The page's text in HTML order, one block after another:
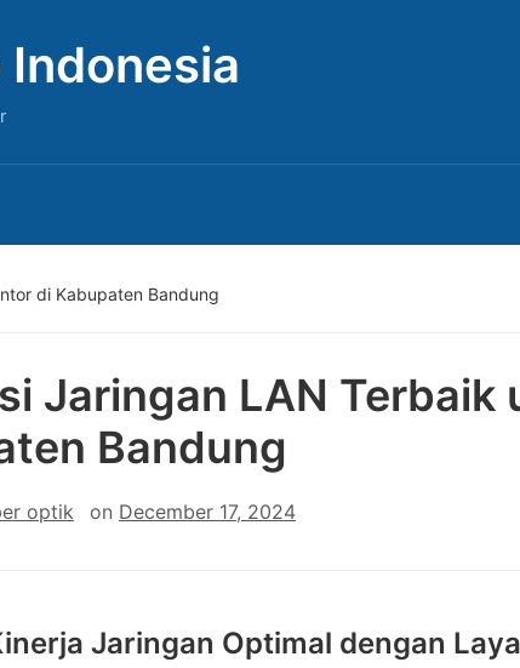
di Kabupaten Bandung
Jaringan LAN Terbaik
Bandung
optik on December 17, 2024
Jaringan Optimal dengan